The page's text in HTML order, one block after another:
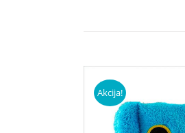
Akcija!